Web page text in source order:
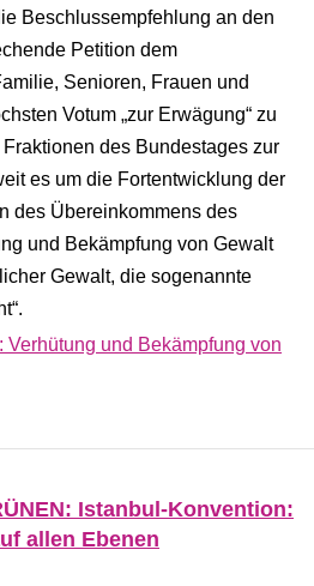
Beschlussempfehlung an den
Petition dem
Senioren, Frauen und
Votum „zur Erwägung“ zu
des Bundestages zur
es um die Fortentwicklung der
des Übereinkommens des
und Bekämpfung von Gewalt
Gewalt, die sogenannte
und Bekämpfung von
Istanbul-Konvention:
allen Ebenen